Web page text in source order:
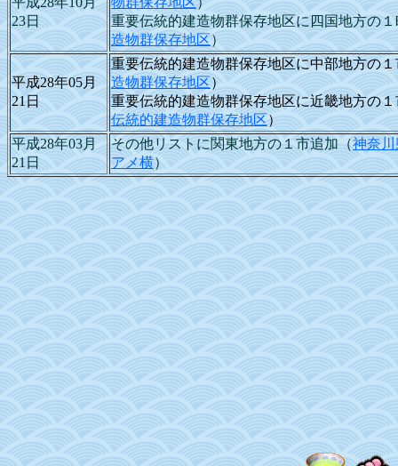
23日
重要伝統的建造物群保存地区に四国地方の
造物群保存地区）
平成28年05月
21日
重要伝統的建造物群保存地区に中部地方の
造物群保存地区）
重要伝統的建造物群保存地区に近畿地方の
伝統的建造物群保存地区）
平成28年03月
21日
その他リストに関東地方の１市追加（神奈
アメ横）